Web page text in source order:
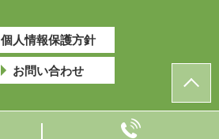
個人情報保護方針
お問い合わせ